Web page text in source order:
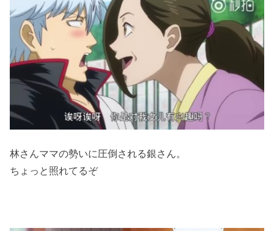
林さんママの勢いに圧倒される銀さん。
ちょっと照れてるぞ